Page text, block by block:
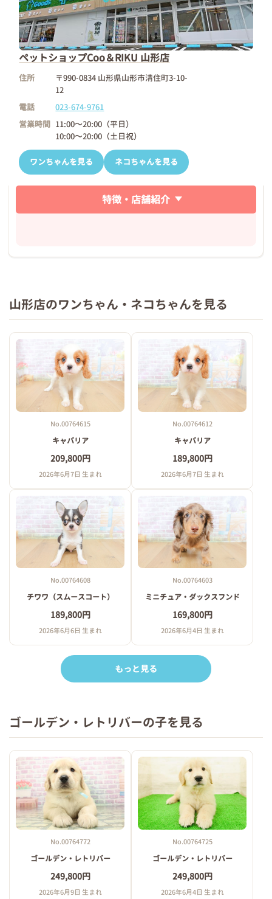
ペットショップCoo＆RIKU 山形店
住所
〒990-0834 山形県山形市清住町3-10-
12
電話
023-674-9761
営業時間 11:00～20:00（平日）
10:00～20:00（土日祝）
ワンちゃんを見る ネコちゃんを見る
特徴・店舗紹介
山形店のワンちゃん・ネコちゃんを見る
No.00764615
キャバリア
209,800円
2026年6月7日 生まれ
No.00764612
キャバリア
189,800円
2026年6月7日 生まれ
No.00764608
チワワ（スムースコート）
189,800円
2026年6月6日 生まれ
No.00764603
ミニチュア・ダックスフンド
169,800円
2026年6月4日 生まれ
もっと見る
ゴールデン・レトリバーの子を見る
No.00764772
ゴールデン・レトリバー
249,800円
2026年6月9日 生まれ
No.00764725
ゴールデン・レトリバー
249,800円
2026年6月4日 生まれ